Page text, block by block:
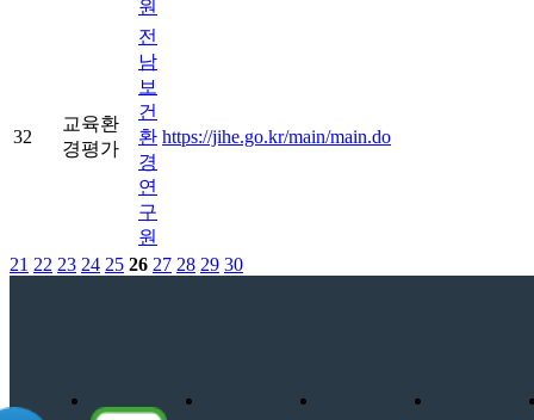
원
32
교육환
경평가
전
남
보
건
환
경
연
구
원
https://jihe.go.kr/main/main.do
21 22 23 24 25 26 27 28 29 30